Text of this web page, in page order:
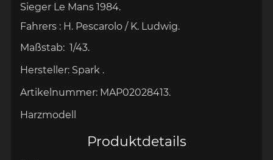
Sieger Le Mans 1984.
Fahrers : H. Pescarolo / K. Ludwig.
Maßstab: 1/43.
Hersteller: Spark .
Artikelnummer: MAP02028413.
Harzmodell
Produktdetails